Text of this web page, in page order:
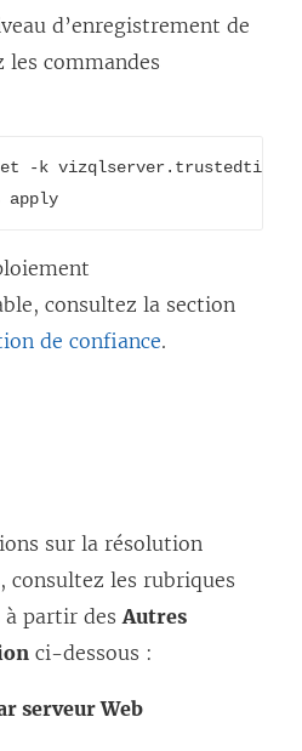
d’enregistrement de
les commandes
-k
apply
consultez la section
de confiance.
sur la résolution
consultez les rubriques
à partir desAutres
ci-dessous :
serveur Web